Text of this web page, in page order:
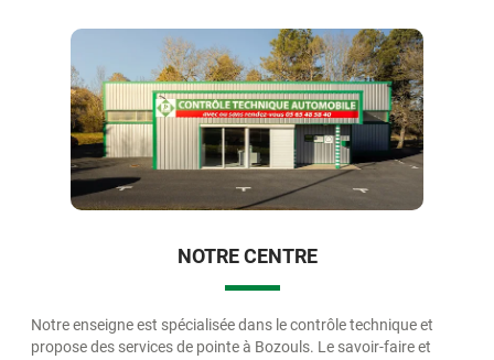
NOTRE CENTRE
Notre enseigne est spécialisée dans le contrôle technique et
propose des services de pointe à Bozouls. Le savoir-faire et